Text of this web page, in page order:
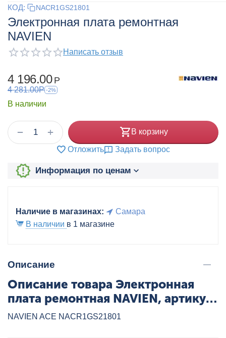
КОД: NACR1GS21801
Электронная плата ремонтная
NAVIEN
Написать отзыв
4 196.00 Р
4 281.00Р -2%
В наличии
+
− В корзину
Отложить Задать вопрос
Информация по ценам
Наличие в магазинах:
Самара
В наличии в 1 магазине
Описание
Описание товара Электронная
плата ремонтная NAVIEN, артикул:
NACR1GS21801
NAVIEN ACE NACR1GS21801